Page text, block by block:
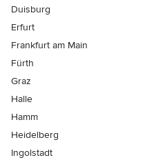
Duisburg
Erfurt
Frankfurt am Main
Fürth
Graz
Halle
Hamm
Heidelberg
Ingolstadt